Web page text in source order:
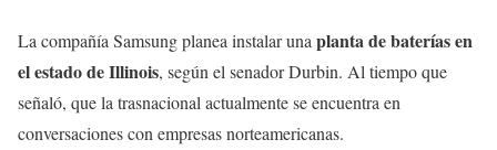
La compañía Samsung planea instalar una planta de baterías en
el estado de Illinois, según el senador Durbin. Al tiempo que
señaló, que la trasnacional actualmente se encuentra en
conversaciones con empresas norteamericanas.